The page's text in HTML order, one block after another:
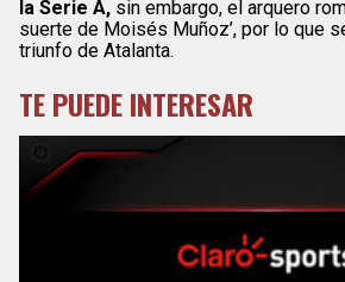
la Serie A, sin embargo, el arquero
suerte de Moisés Muñoz’, por lo que
triunfo de Atalanta.
TE PUEDE INTERESAR